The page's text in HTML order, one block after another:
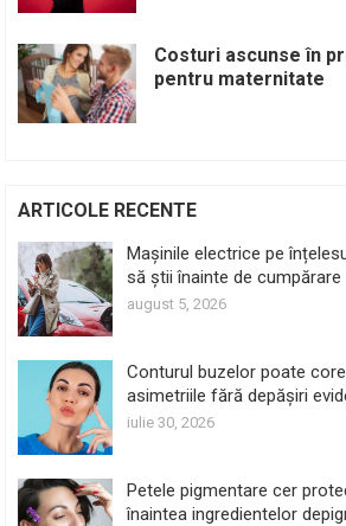
Costuri ascunse în
pentru maternitate
ARTICOLE RECENTE
Mașinile electrice pe
să știi înainte de cumpărare
august 5, 2026
Conturul buzelor poate
asimetriile fără depășiri
iulie 30, 2026
Petele pigmentare cer
înaintea ingredientelor